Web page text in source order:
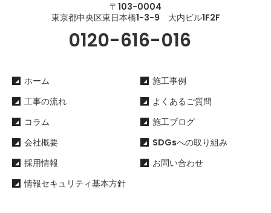
〒103-0004
東京都中央区東日本橋1-3-9 大内ビル1F2F
0120-616-016
ホーム
施工事例
工事の流れ
よくあるご質問
コラム
施工ブログ
会社概要
SDGsへの取り組み
採用情報
お問い合わせ
情報セキュリティ基本方針